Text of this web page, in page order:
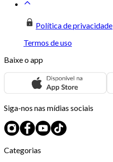
Política de privacidade
Termos de uso
Baixe o app
Siga-nos nas mídias sociais
Categorias